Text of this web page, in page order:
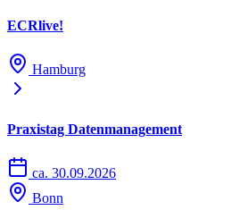
ECRlive!
Hamburg
Praxistag Datenmanagement
ca. 30.09.2026
Bonn